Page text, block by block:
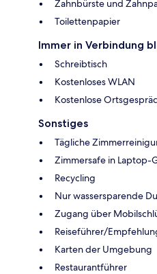
Zahnbürste und
Toilettenpapier
Immer in Verbindung
Schreibtisch
Kostenloses WLAN
Kostenlose
Sonstiges
Tägliche
Zimmersafe in Laptop-
Recycling
Nur wassersparende
Zugang über
Reiseführer/
Karten der Umgebung
Restaurantführer